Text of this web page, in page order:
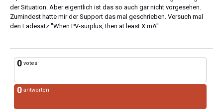
der Situation. Aber eigentlich ist das so auch gar nicht vorgesehen.
Zumindest hatte mir der Support das mal geschrieben. Versuch mal
den Ladesatz "When PV-surplus, then at least X mA"
0 votes
0 antworten